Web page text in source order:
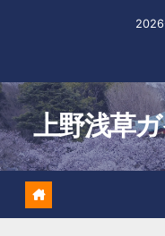
上野浅草